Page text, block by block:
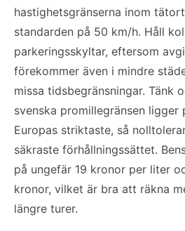
hastighetsgränserna inom
standarden på 50 km/h. Håll
parkeringsskyltar, eftersom
förekommer även i mindre
missa tidsbegränsningar. Tänk
svenska promillegränsen ligger
Europas striktaste, så
säkraste förhållningssättet.
på ungefär 19 kronor per liter
kronor, vilket är bra att räkna
längre turer.